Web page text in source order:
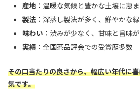
産地：温暖な気候と豊かな土壌に恵
製法：深蒸し製法が多く、鮮やかな
味わい：渋みが少なく、甘味と旨味
実績：全国茶品評会での受賞歴多数
その口当たりの良さから、幅広い年代に
気です。